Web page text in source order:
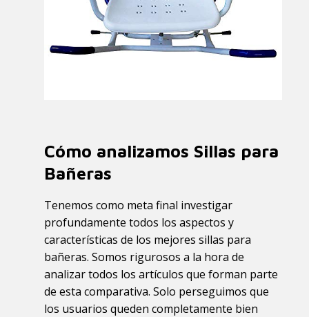
Cómo analizamos Sillas para
Bañeras
Tenemos como meta final investigar
profundamente todos los aspectos y
características de los mejores sillas para
bañeras. Somos rigurosos a la hora de
analizar todos los artículos que forman parte
de esta comparativa. Solo perseguimos que
los usuarios queden completamente bien